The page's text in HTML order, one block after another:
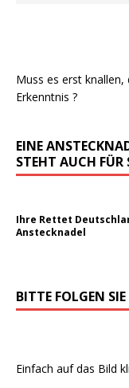
Muss es erst
Erkenntnis ?
EINE
STEHT AUCH FÜR
Ihre Rettet
Anstecknadel
BITTE FOLGEN
Einfach auf das Bild